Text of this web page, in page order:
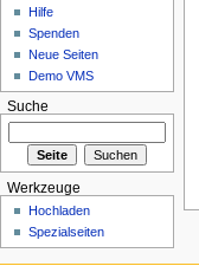
Hilfe
Spenden
Neue Seiten
Demo VMS
Suche
Werkzeuge
Hochladen
Spezialseiten